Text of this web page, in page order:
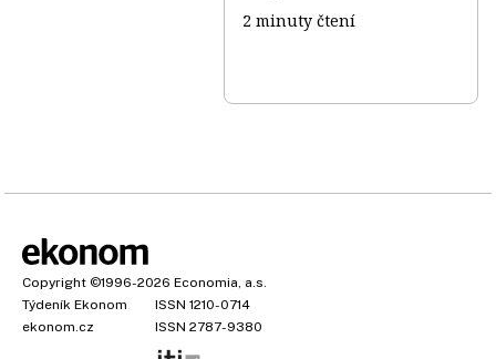
2 minuty čtení
Copyright ©1996-2026 Economia, a.s.
Týdeník Ekonom
ISSN 1210-0714
ekonom.cz
ISSN 2787-9380